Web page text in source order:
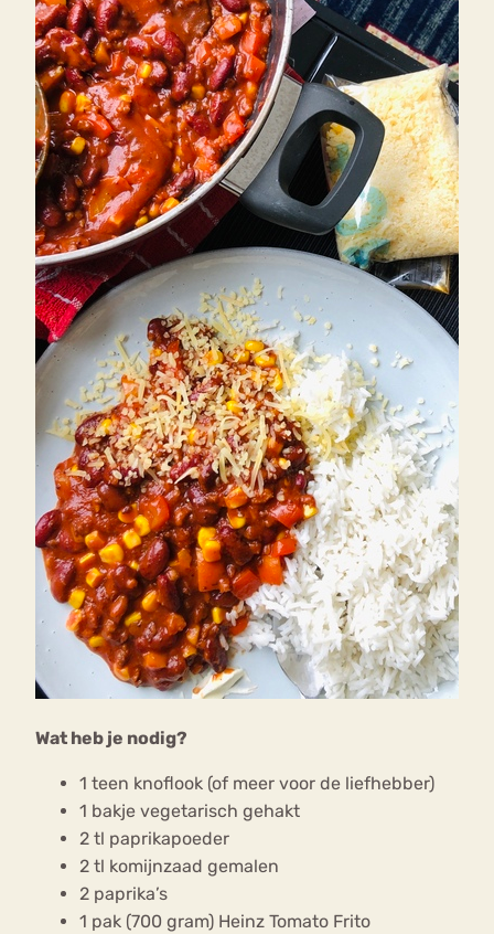
Wat heb je nodig?
1 teen knoflook (of meer voor de liefhebber)
1 bakje vegetarisch gehakt
2 tl paprikapoeder
2 tl komijnzaad gemalen
2 paprika’s
1 pak (700 gram) Heinz Tomato Frito